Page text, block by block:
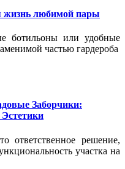
жизнь любимой пары
ботильоны или удобные
частью гардероба
Заборчики:
ответственное решение,
участка на